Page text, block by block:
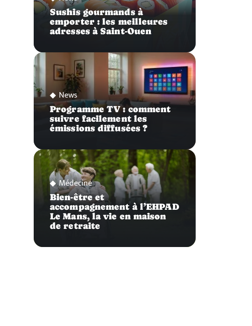
Sushis gourmands à
emporter : les meilleures
adresses à Saint-Ouen
News
Programme TV : comment
suivre facilement les
émissions diffusées ?
Médecine
Bien-être et
accompagnement à l’EHPAD
Le Mans, la vie en maison
de retraite